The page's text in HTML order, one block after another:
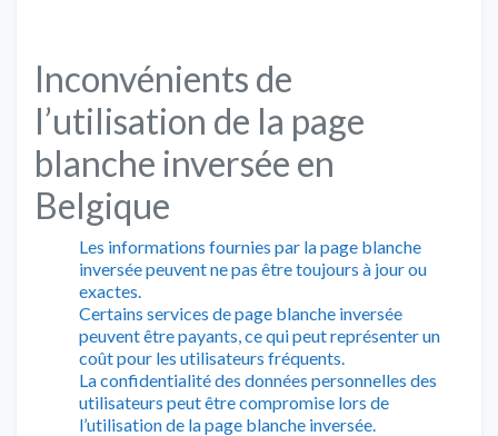
Inconvénients de
l’utilisation de la page
blanche inversée en
Belgique
Les informations fournies par la page blanche
inversée peuvent ne pas être toujours à jour ou
exactes.
Certains services de page blanche inversée
peuvent être payants, ce qui peut représenter un
coût pour les utilisateurs fréquents.
La confidentialité des données personnelles des
utilisateurs peut être compromise lors de
l’utilisation de la page blanche inversée.